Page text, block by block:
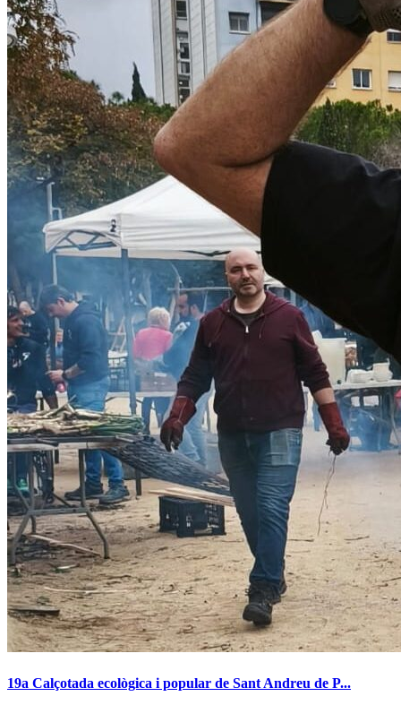
19a Calçotada ecològica i popular de Sant Andreu de P...